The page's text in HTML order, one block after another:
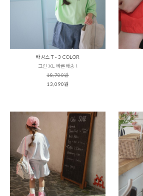
바캉스 T - 3 COLOR
그린 XL 빠른배송 !
18,700원
13,090원